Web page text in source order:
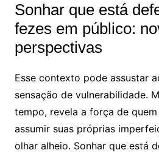
Sonhar que está
fezes em público:
perspectivas
Esse contexto pode assustar
sensação de vulnerabilidade.
tempo, revela a força de
assumir suas próprias
olhar alheio. Sonhar que está